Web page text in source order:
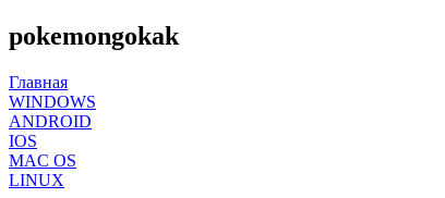
pokemongokak
Главная
WINDOWS
ANDROID
IOS
MAC OS
LINUX